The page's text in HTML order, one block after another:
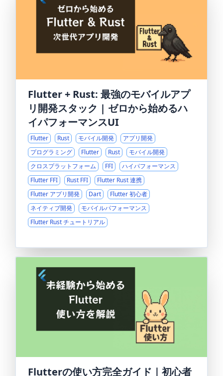
Flutter + Rust: 最強のモバイルアプ
リ開発スタック | ゼロから始めるハ
イパフォーマンスUI
Flutter Rust モバイル開発
アプリ開発
プログラミング
Flutter Rust
モバイル開発
クロスプラットフォーム
FFI
ハイパフォーマンス
Flutter FFI
Rust FFI
Flutter Rust 連携
Flutter アプリ開発
Dart
Flutter 初心者
ネイティブ開発
モバイルパフォーマンス
Flutter Rust チュートリアル
Flutterの使い方完全ガイド｜初心者